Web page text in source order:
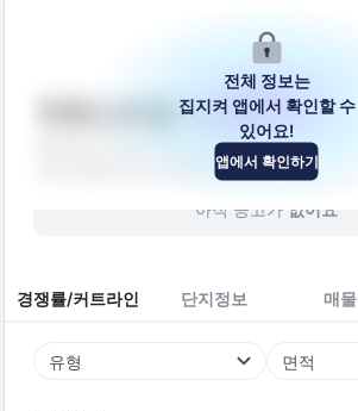
더퍼스트웰가시티
경상남도 진주시 진주역로 116
년차)
아직 공고가 없어요
경쟁률/커트라인 단지정보 매물
유형 면적
전체 정보는
집지켜 앱에서 확인할 수
있어요!
앱에서 확인하기